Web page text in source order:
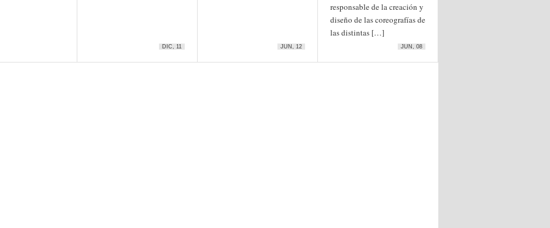
DIC, 11 JUN, 12
responsable de la creación y
diseño de las coreografías de
las distintas […]
JUN, 08